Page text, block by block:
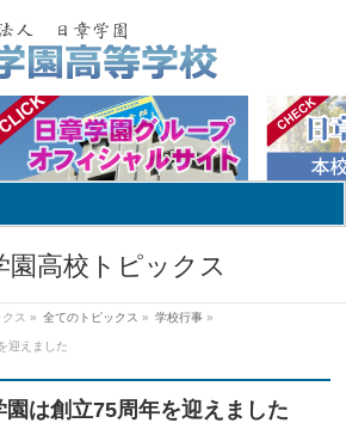
園高校トピックス
ス » 全てのトピックス » 学校行事 »
迎えました
は創立75周年を迎えました